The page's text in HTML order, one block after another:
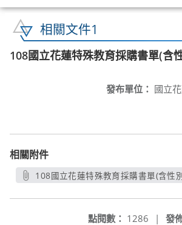
相關文件1
108國立花蓮特殊教育採購書單(含
發布單位： 國立
相關附件
108國立花蓮特殊教育採購書單(含性
發
點閱數： 1286 |